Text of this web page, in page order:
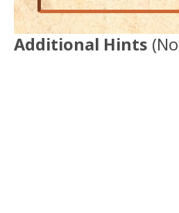
Additional Hints (